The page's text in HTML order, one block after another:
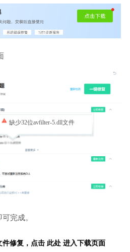
缺少32位avfilter-5.dll文件
完成。
修复， 点击 此处 进入下载页面